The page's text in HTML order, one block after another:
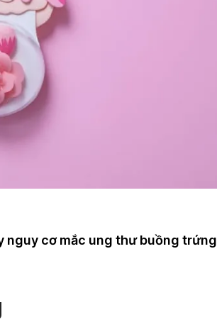
nguy cơ mắc ung thư buồng trứng